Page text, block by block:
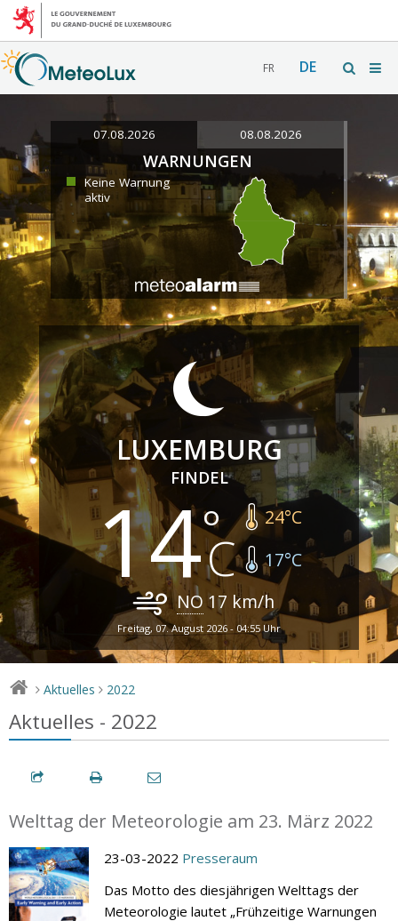
FR DE
07.08.2026 08.08.2026
WARNUNGEN
Keine Warnung
aktiv
LUXEMBURG
FINDEL
14 24°C
17°C
NO 17 km/h
Freitag, 07. August 2026 - 04:55 Uhr
> Aktuelles > 2022
Aktuelles - 2022
Welttag der Meteorologie am 23. März 2022
23-03-2022 Presseraum
Das Motto des diesjährigen Welttags der
Meteorologie lautet „Frühzeitige Warnungen